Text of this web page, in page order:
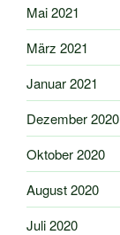
Mai 2021
März 2021
Januar 2021
Dezember 2020
Oktober 2020
August 2020
Juli 2020